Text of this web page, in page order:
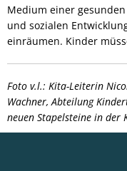
Medium einer
und sozialen
einräumen. Kinder
Foto v.l.: Kita-Leiterin
Wachner, Abteilung
neuen Stapelsteine in der